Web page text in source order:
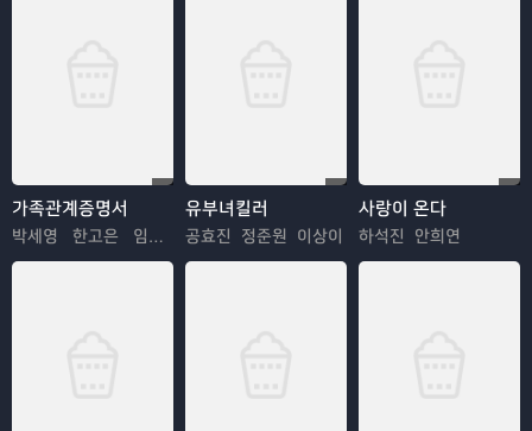
가족관계증명서
박세영 한고은 임지은
유부녀킬러
공효진 정준원 이상이
사랑이 온다
하석진 안희연